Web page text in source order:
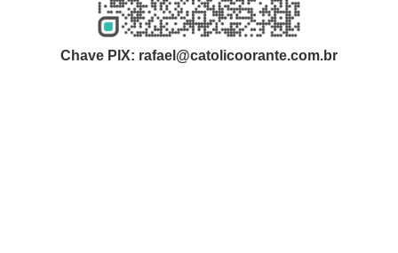
Chave PIX: rafael@catolicoorante.com.br